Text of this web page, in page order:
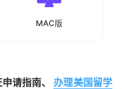
MAC版
请指南、
办理美国留学